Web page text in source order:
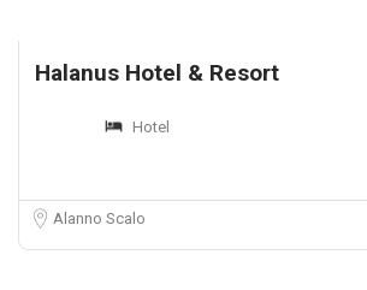
Halanus Hotel & Resort
Hotel
Alanno Scalo